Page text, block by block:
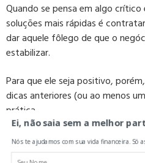
Quando se pensa em algo crítico
soluções mais rápidas é
dar aquele fôlego de que o
estabilizar.
Para que ele seja positivo,
dicas anteriores (ou ao menos
prática.
Você também pode ter outras
é que faça algo de diferente da
Ei, não saia sem a melhor
Nós te ajudamos com sua vida financeira. Só